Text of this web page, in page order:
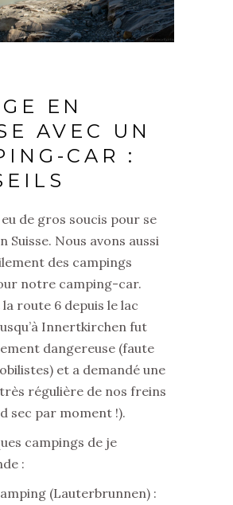
EN
AVEC UN
CAR :
eu de gros soucis pour se
Suisse. Nous avons aussi
des campings
notre camping-car.
route 6 depuis le lac
Innertkirchen fut
dangereuse (faute
et a demandé une
régulière de nos freins
sec par moment !).
campings de je
:
(Lauterbrunnen) :